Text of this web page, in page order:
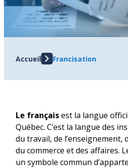
Accueil Francisation
Le françaisest la langue
Québec. C’est la langue des
du travail, de l’enseignement,
du commerce et des affaires.
un symbole commun